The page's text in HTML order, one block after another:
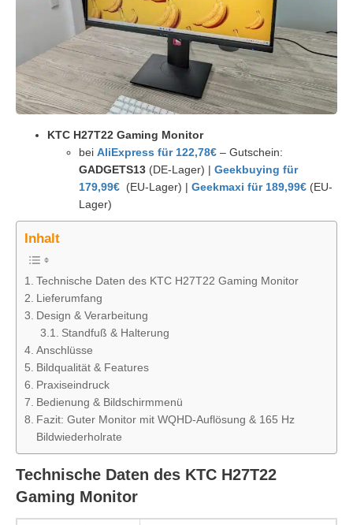
KTC H27T22 Gaming Monitor
bei AliExpress für 122,78€ – Gutschein:
GADGETS13 (DE-Lager) | Geekbuying für
179,99€ (EU-Lager) | Geekmaxi für 189,99€ (EU-
Lager)
Inhalt
Technische Daten des KTC H27T22 Gaming Monitor
Lieferumfang
Design & Verarbeitung
Standfuß & Halterung
Anschlüsse
Bildqualität & Features
Praxiseindruck
Bedienung & Bildschirmmenü
Fazit: Guter Monitor mit WQHD-Auflösung & 165 Hz
Bildwiederholrate
Technische Daten des KTC H27T22
Gaming Monitor